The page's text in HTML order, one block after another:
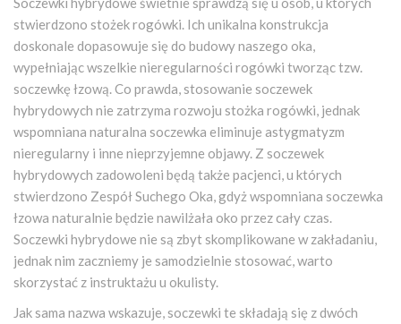
stwierdzono stożek rogówki. Ich unikalna konstrukcja
doskonale dopasowuje się do budowy naszego oka,
wypełniając wszelkie nieregularności rogówki tworząc tzw.
soczewkę łzową. Co prawda, stosowanie soczewek
hybrydowych nie zatrzyma rozwoju stożka rogówki, jednak
wspomniana naturalna soczewka eliminuje astygmatyzm
nieregularny i inne nieprzyjemne objawy. Z soczewek
hybrydowych zadowoleni będą także pacjenci, u których
stwierdzono Zespół Suchego Oka, gdyż wspomniana soczewka
łzowa naturalnie będzie nawilżała oko przez cały czas.
Soczewki hybrydowe nie są zbyt skomplikowane w zakładaniu,
jednak nim zaczniemy je samodzielnie stosować, warto
skorzystać z instruktażu u okulisty.
Jak sama nazwa wskazuje, soczewki te składają się z dwóch